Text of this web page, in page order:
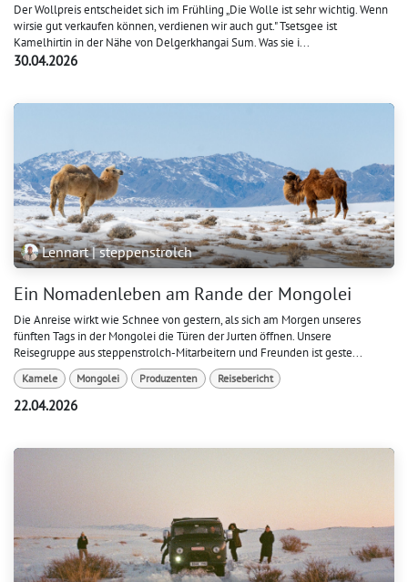
Der Wollpreis entscheidet sich im Frühling „Die Wolle ist sehr wichtig. Wenn
wirsie gut verkaufen können, verdienen wir auch gut." Tsetsgee ist
Kamelhirtin in der Nähe von Delgerkhangai Sum. Was sie i...
30.04.2026
Lennart | steppenstrolch
Ein Nomadenleben am Rande der Mongolei
Die Anreise wirkt wie Schnee von gestern, als sich am Morgen unseres
fünften Tags in der Mongolei die Türen der Jurten öffnen. Unsere
Reisegruppe aus steppenstrolch-Mitarbeitern und Freunden ist geste...
Kamele Mongolei Produzenten Reisebericht
22.04.2026